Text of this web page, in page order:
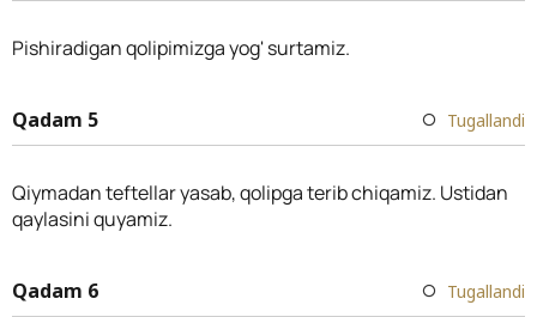
Pishiradigan qolipimizga yog' surtamiz.
Qadam 5 Tugallandi
Qiymadan teftellar yasab, qolipga terib chiqamiz. Ustidan
qaylasini quyamiz.
Qadam 6 Tugallandi